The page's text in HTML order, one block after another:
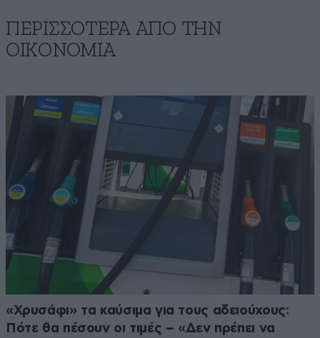
ΠΕΡΙΣΣΟΤΕΡΑ ΑΠΟ ΤΗΝ
ΟΙΚΟΝΟΜΙΑ
«Χρυσάφι» τα καύσιμα για τους αδειούχους:
Πότε θα πέσουν οι τιμές – «Δεν πρέπει να